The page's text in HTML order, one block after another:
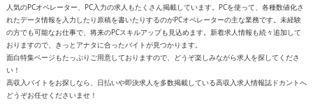
人気のPCオペレーター、PC入力の求人もたくさん掲載しています。PCを使って、各種数値化さ
れたデータ情報を入力したり原稿を書いたりするのがPCオペレーターの主な業務です。未経験
の方でも可能なお仕事で、将来のPCスキルアップも見込めます。新着求人情報も続々追加して
おりますので、きっとアナタに合ったバイトが見つかります。
面白特集ページもたっぷりご用意しておりますので、どうぞ楽しみながら求人を探してくださ
い！
高収入バイトをお探しなら、日払いや即決求人を多数掲載している高収入求人情報誌ドカントへ
どうぞお任せくださいませ！